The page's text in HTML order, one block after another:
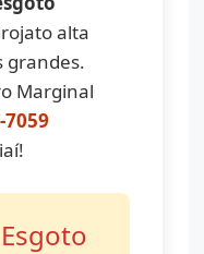
alta
grandes.
Marginal
7059